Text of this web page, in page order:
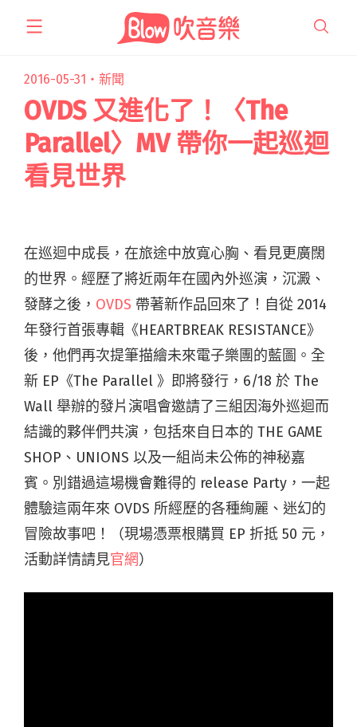
2016-05-31・ 新聞
OVDS 又進化了！〈The
Parallel〉MV 帶你一起巡迴
看見世界
在巡迴中成長，在旅途中放寬心胸、看見更廣闊
的世界。經歷了將近兩年在國內外巡演，沉澱、
發酵之後， OVDS 帶著新作品回來了！自從 2014
年發行首張專輯《HEARTBREAK RESISTANCE》
後，他們再次提筆描繪未來電子樂團的藍圖。全
新 EP《The Parallel 》即將發行，6/18 於 The
Wall 舉辦的發片演唱會邀請了三組因海外巡迴而
結識的夥伴們共演，包括來自日本的 THE GAME
SHOP、UNIONS 以及一組尚未公佈的神秘嘉
賓。別錯過這場機會難得的 release Party，一起
體驗這兩年來 OVDS 所經歷的各種絢麗、迷幻的
冒險故事吧！（現場憑票根購買 EP 折抵 50 元，
活動詳情請見官網）